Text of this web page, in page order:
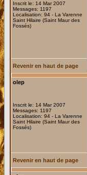
Inscrit le: 14 Mar 2007
Messages: 1197
Localisation: 94 - La Varenne
Saint Hilaire (Saint Maur des
Fossés)
Revenir en haut de page
olep
Inscrit le: 14 Mar 2007
Messages: 1197
Localisation: 94 - La Varenne
Saint Hilaire (Saint Maur des
Fossés)
Revenir en haut de page